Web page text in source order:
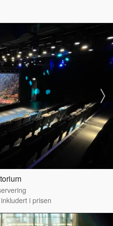
i prisen